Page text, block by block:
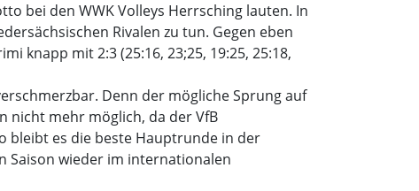
bei den WWK Volleys Herrsching lauten. In
Rivalen zu tun. Gegen eben
knapp mit 2:3 (25:16, 23;25, 19:25, 25:18,
Denn der mögliche Sprung auf
nicht mehr möglich, da der VfB
bleibt es die beste Hauptrunde in der
Saison wieder im internationalen